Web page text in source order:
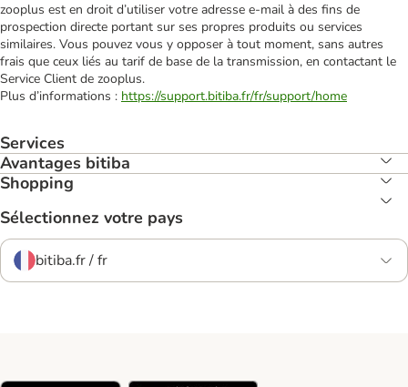
zooplus est en droit d’utiliser votre adresse e‑mail à des fins de
prospection directe portant sur ses propres produits ou services
similaires. Vous pouvez vous y opposer à tout moment, sans autres
frais que ceux liés au tarif de base de la transmission, en contactant le
Service Client de zooplus.
Plus d’informations : https://support.bitiba.fr/fr/support/home
Services
Avantages bitiba
Shopping
Sélectionnez votre pays
bitiba.fr / fr